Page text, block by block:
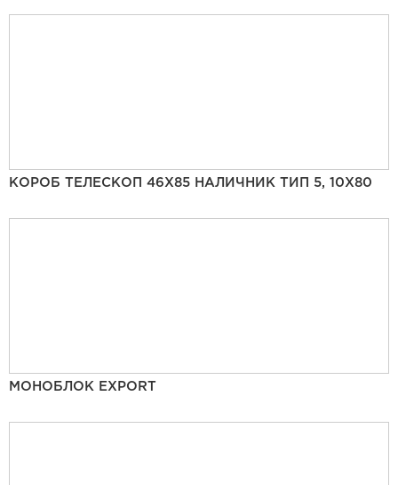
КОРОБ ТЕЛЕСКОП 46Х85 НАЛИЧНИК ТИП 5, 10Х80
МОНОБЛОК EXPORT